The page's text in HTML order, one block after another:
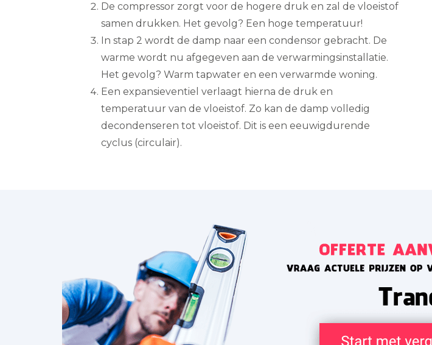
De compressor zorgt voor de hogere druk en zal de vloeistof
samen drukken. Het gevolg? Een hoge temperatuur!
In stap 2 wordt de damp naar een condensor gebracht. De
warme wordt nu afgegeven aan de verwarmingsinstallatie.
Het gevolg? Warm tapwater en een verwarmde woning.
Een expansieventiel verlaagt hierna de druk en
temperatuur van de vloeistof. Zo kan de damp volledig
decondenseren tot vloeistof. Dit is een eeuwigdurende
cyclus (circulair).